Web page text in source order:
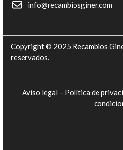
info@recambiosginer.com
Copyright © 2025 Recambios
reservados.
Aviso legal – Política de